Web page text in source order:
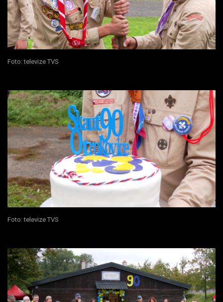
Foto: televize TVS
Foto: televize TVS